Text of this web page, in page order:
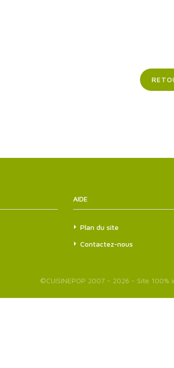
AIDE
Plan du site
Contactez-nous
©CUISINEPOP 2007 - 2026 - Site 100%